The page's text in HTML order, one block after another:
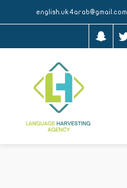
english.uk4arab@gmail.com